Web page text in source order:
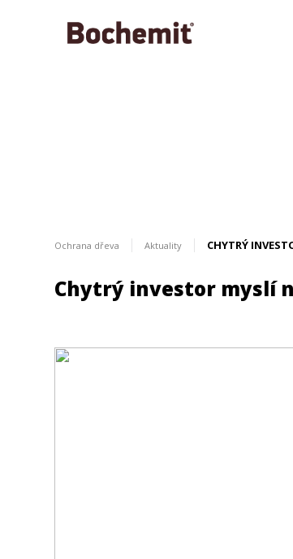
Ochrana dřeva Aktuality CHYTRÝ
Chytrý investor myslí